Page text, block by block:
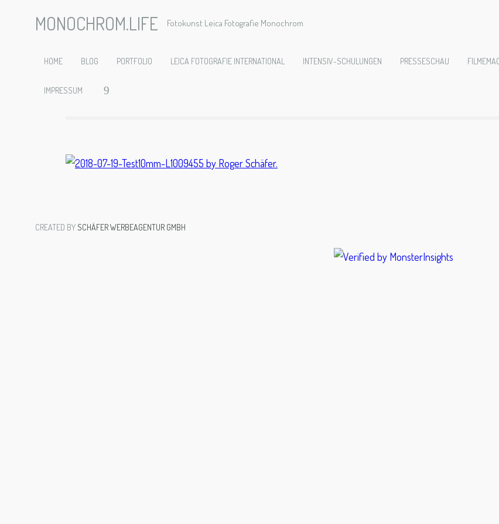
MONOCHROM.LIFE Fotokunst Leica Fotografie Monochrom
HOME BLOG PORTFOLIO LEICA FOTOGRAFIE INTERNATIONAL INTENSIV-SCHULUNGEN PRESSESCHAU
IMPRESSUM
2018-07-19-Test10mm-
CREATED BY SCHÄFER WERBEAGENTUR GMBH